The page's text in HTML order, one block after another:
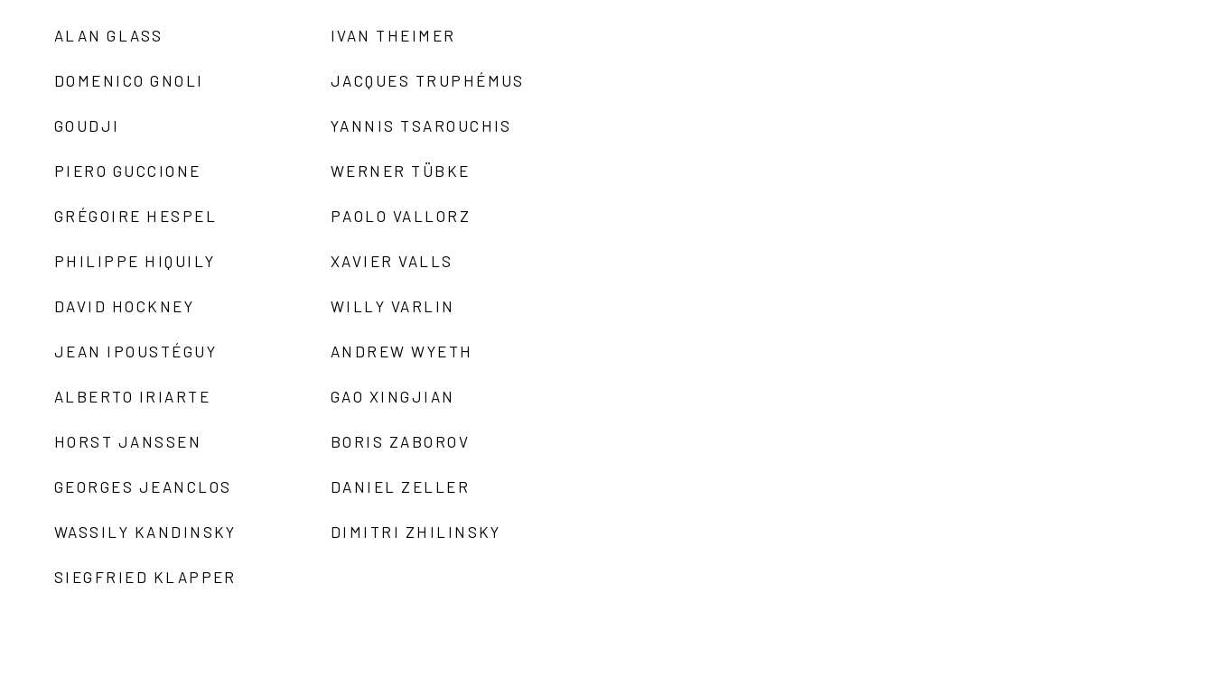
ALAN GLASS
DOMENICO GNOLI
GOUDJI
PIERO GUCCIONE
GRÉGOIRE HESPEL
PHILIPPE HIQUILY
DAVID HOCKNEY
JEAN IPOUSTÉGUY
ALBERTO IRIARTE
HORST JANSSEN
GEORGES JEANCLOS
WASSILY KANDINSKY
SIEGFRIED KLAPPER
IVAN THEIMER
JACQUES TRUPHÉMUS
YANNIS TSAROUCHIS
WERNER TÜBKE
PAOLO VALLORZ
XAVIER VALLS
WILLY VARLIN
ANDREW WYETH
GAO XINGJIAN
BORIS ZABOROV
DANIEL ZELLER
DIMITRI ZHILINSKY